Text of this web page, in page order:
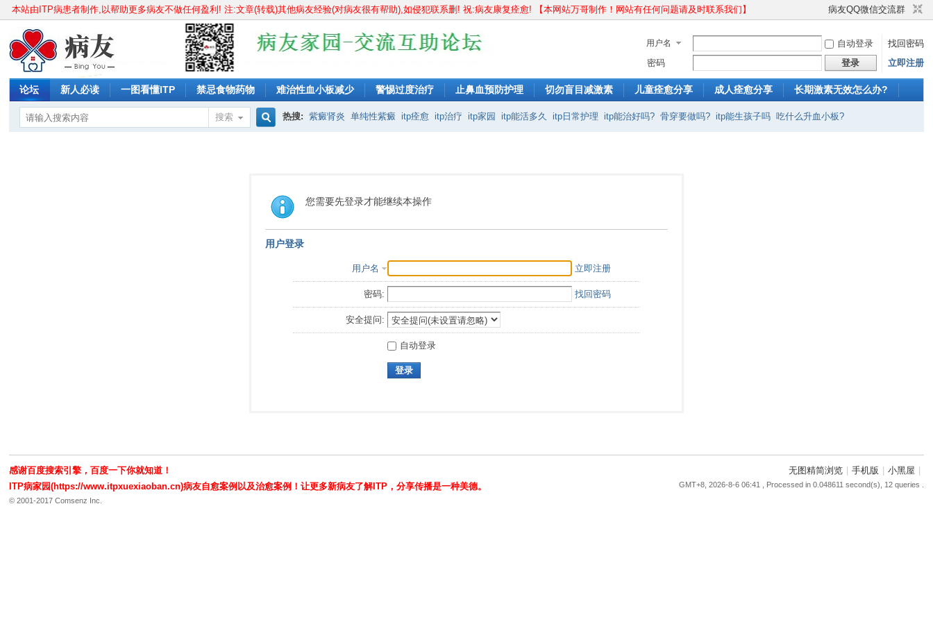
本站由ITP病患者制作,以帮助更多病友不做任何盈利! 注:文章(转载)其他病友经验(对病友很有帮助),如侵犯联系删! 祝:病友康复痊愈! 【本网站万哥制作！网站有任何问题请及时联系我们】 病友QQ微信交流群
用户名 自动登录
找回密码
密码
登录 立即注册
论坛 新人必读 一图看懂ITP 禁忌食物药物 难治性血小板减少 警惕过度治疗 止鼻血预防护理 切勿盲目减激素 儿童痊愈分享 成人痊愈分享 长期激素无效怎么办?
紫癜能正常上学吗? 原发性血小板增多症
搜索 热搜: 紫癜肾炎 单纯性紫癜 itp痊愈 itp治疗 itp家园 itp能活多久 itp日常护理 itp能治好吗? 骨穿要做吗? itp能生孩子吗 吃什么升血小板?
您需要先登录才能继续本操作
用户登录
用户名 立即注册
密码: 找回密码
安全提问:
自动登录
登录
无图精简浏览 手机版 小黑屋
GMT+8, 2026-8-6 06:41 , Processed in 0.048611 second(s), 12 queries .
感谢百度搜索引擎，百度一下你就知道！
ITP病家园(https://www.itpxuexiaoban.cn)病友自愈案例以及治愈案例！让更多新病友了解ITP，分享传播是一种美德。
© 2001-2017 Comsenz Inc.